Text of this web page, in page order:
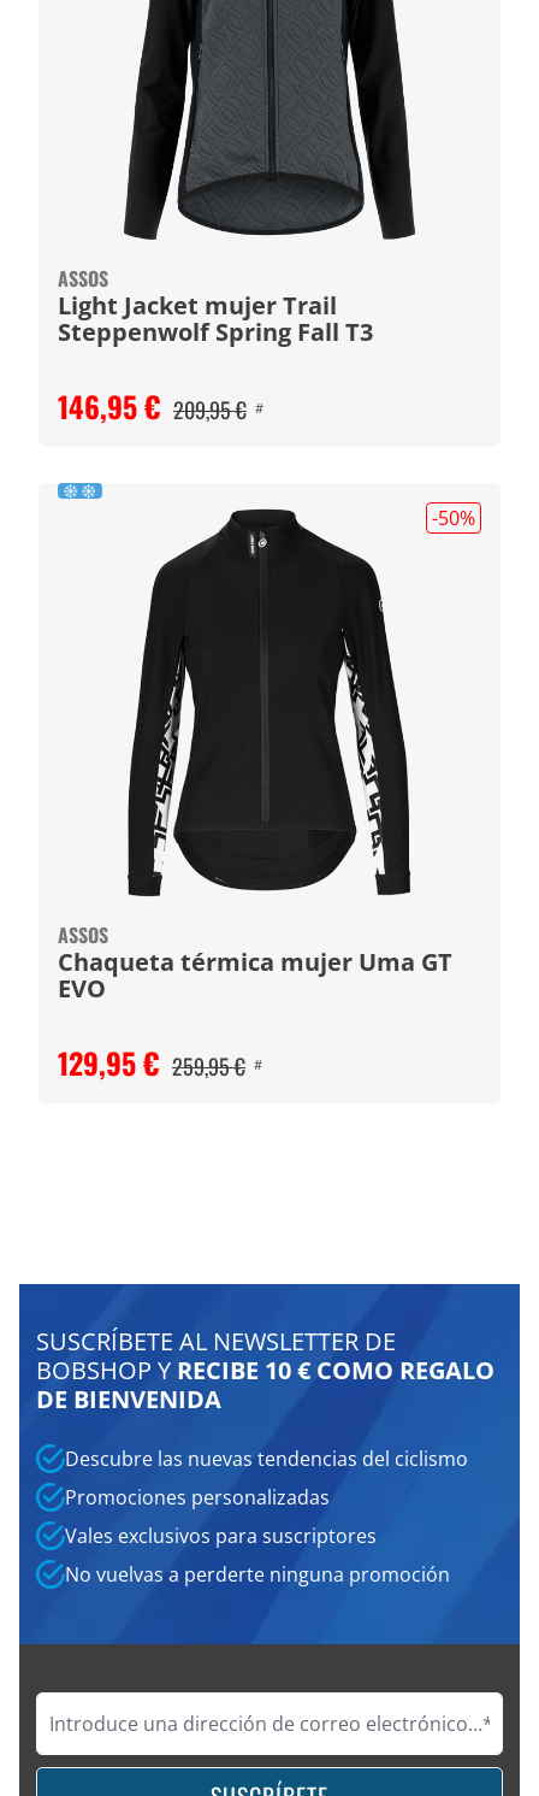
ASSOS
Light Jacket mujer Trail
Steppenwolf Spring Fall T3
146,95 € 209,95 € #
-50%
ASSOS
Chaqueta térmica mujer Uma GT
EVO
129,95 € 259,95 € #
SUSCRÍBETE AL NEWSLETTER DE
BOBSHOP Y RECIBE 10 € COMO REGALO
DE BIENVENIDA
Descubre las nuevas tendencias del ciclismo
Promociones personalizadas
Vales exclusivos para suscriptores
No vuelvas a perderte ninguna promoción